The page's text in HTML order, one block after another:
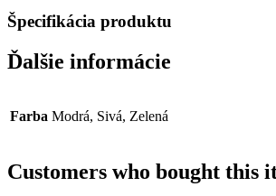
Špecifikácia produktu
Ďalšie informácie
Farba Modrá, Sivá, Zelená
Customers who bought this